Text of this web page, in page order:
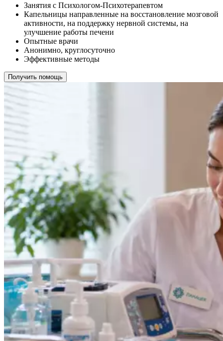
Занятия с Психологом-Психотерапевтом
Капельницы направленные на восстановление мозговой
активности, на поддержку нервной системы, на
улучшение работы печени
Опытные врачи
Анонимно, круглосуточно
Эффективные методы
Получить помощь